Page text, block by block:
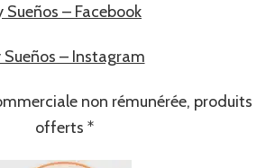
Sueños – Facebook
Sueños – Instagram
non rémunérée, produits
offerts *